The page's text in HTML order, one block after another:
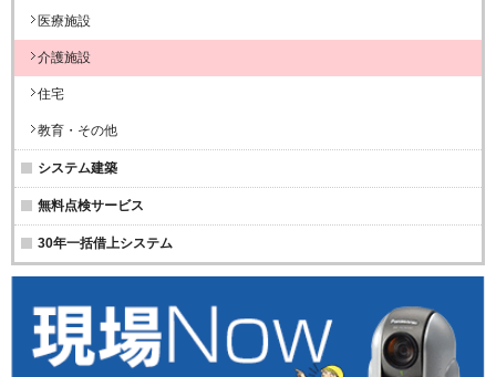
医療施設
介護施設
住宅
教育・その他
システム建築
無料点検サービス
30年一括借上システム